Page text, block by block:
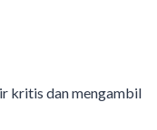
kritis dan mengambil